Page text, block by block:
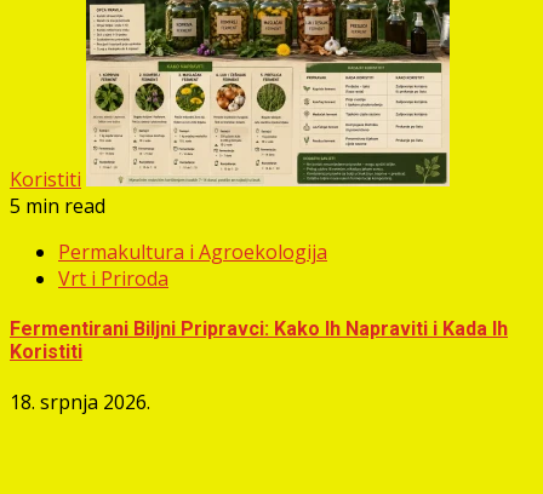
Koristiti
5 min read
Permakultura i Agroekologija
Vrt i Priroda
Fermentirani Biljni Pripravci: Kako Ih Napraviti i Kada Ih
Koristiti
18. srpnja 2026.